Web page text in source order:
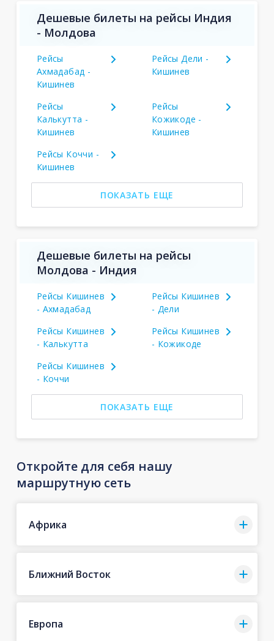
Дешевые билеты на рейсы Индия
- Молдова
Рейсы
Ахмадабад -
Кишинев
Рейсы Дели -
Кишинев
Рейсы
Калькутта -
Кишинев
Рейсы
Кожикоде -
Кишинев
Рейсы Коччи -
Кишинев
ПОКАЗАТЬ ЕЩЕ
Дешевые билеты на рейсы
Молдова - Индия
Рейсы Кишинев
- Ахмадабад
Рейсы Кишинев
- Дели
Рейсы Кишинев
- Калькутта
Рейсы Кишинев
- Кожикоде
Рейсы Кишинев
- Коччи
ПОКАЗАТЬ ЕЩЕ
Откройте для себя нашу
маршрутную сеть
Африка
Ближний Восток
Европа